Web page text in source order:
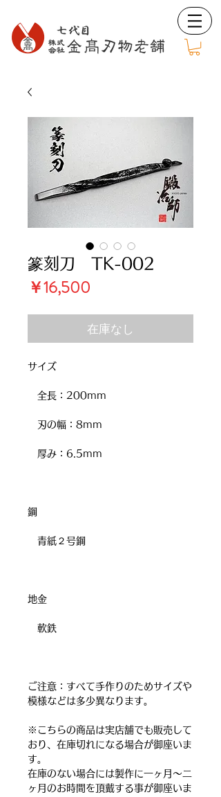
篆刻刀 TK-002
￥16,500
在庫なし
サイズ
全長：200mm
刃の幅：8mm
厚み：6.5mm
鋼
青紙２号鋼
地金
軟鉄
ご注意：すべて手作りのためサイズや
模様などは多少異なります。
※こちらの商品は実店舗でも販売して
おり、在庫切れになる場合が御座いま
す。
在庫のない場合には製作に一ヶ月～二
ヶ月のお時間を頂戴する事が御座いま